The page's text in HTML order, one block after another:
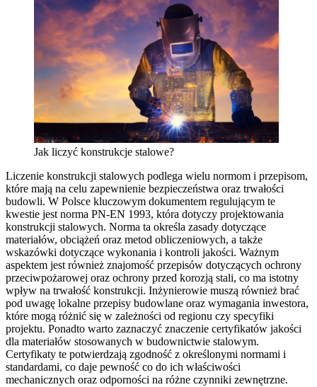
Jak liczyć konstrukcje stalowe?
Liczenie konstrukcji stalowych podlega wielu normom i przepisom,
które mają na celu zapewnienie bezpieczeństwa oraz trwałości
budowli. W Polsce kluczowym dokumentem regulującym te
kwestie jest norma PN-EN 1993, która dotyczy projektowania
konstrukcji stalowych. Norma ta określa zasady dotyczące
materiałów, obciążeń oraz metod obliczeniowych, a także
wskazówki dotyczące wykonania i kontroli jakości. Ważnym
aspektem jest również znajomość przepisów dotyczących ochrony
przeciwpożarowej oraz ochrony przed korozją stali, co ma istotny
wpływ na trwałość konstrukcji. Inżynierowie muszą również brać
pod uwagę lokalne przepisy budowlane oraz wymagania inwestora,
które mogą różnić się w zależności od regionu czy specyfiki
projektu. Ponadto warto zaznaczyć znaczenie certyfikatów jakości
dla materiałów stosowanych w budownictwie stalowym.
Certyfikaty te potwierdzają zgodność z określonymi normami i
standardami, co daje pewność co do ich właściwości
mechanicznych oraz odporności na różne czynniki zewnętrzne.